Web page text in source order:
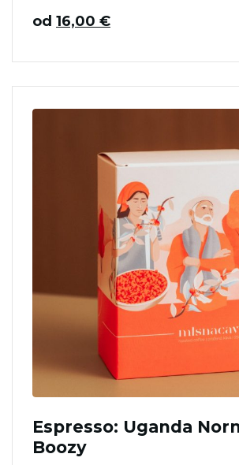
od 16,00 €
Espresso: Uganda
Boozy